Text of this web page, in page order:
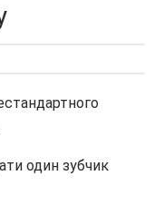
один зубчик